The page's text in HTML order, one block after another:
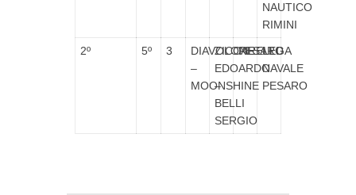
NAUTICO
RIMINI
2º 5º 3
DIAVOLONE
–
MOONSHINE
ZICCARELLI
EDOARDO
–
BELLI
SERGIO
PESARO
LEGA
NAVALE
PESARO